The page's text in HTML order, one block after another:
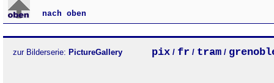
nach oben
zur Bilderserie: PictureGallery pix / fr / tram /